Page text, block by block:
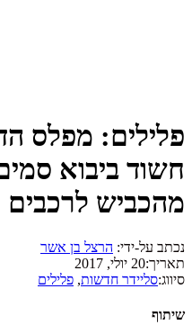
פלילים: מפלס
חשוד ביבוא
מהכביש לרכבים
נכתב על-ידי: הרצל בן אשר
תאריך:20 יולי, 2017
סיווג:סליידר חדשות, פלילים
שיתוף